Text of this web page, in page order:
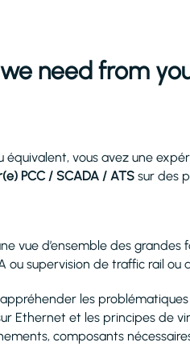
need from
équivalent, vous avez une
PCC / SCADA / ATS sur des
vue d’ensemble des
ou supervision de traffic rail ou
les
Ethernet et les principes de
composants